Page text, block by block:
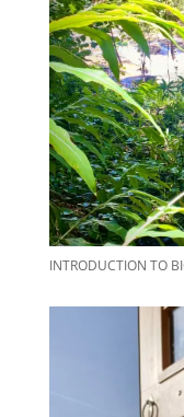
INTRODUCTION TO